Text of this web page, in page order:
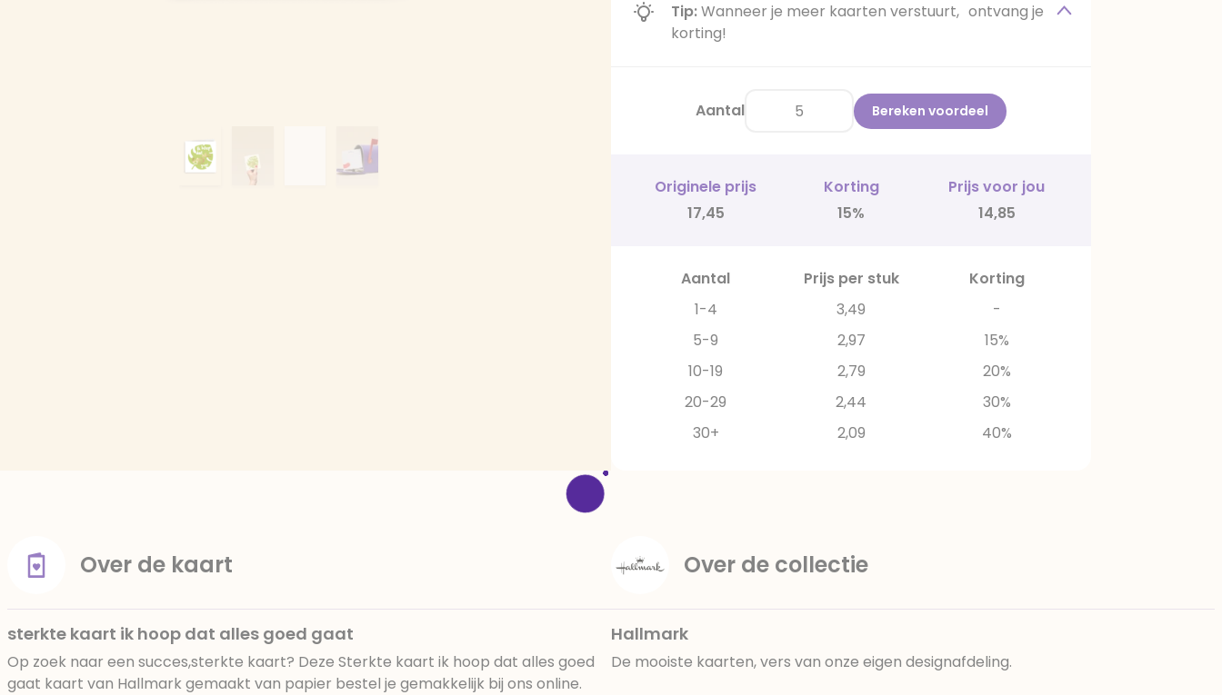
Tip:Wanneer je meer kaarten verstuurt, ontvang je
korting!
Aantal Bereken voordeel
Originele prijs Korting
Prijs voor jou
17,45
15% 14,85
Aantal Prijs per stuk
Korting
1-4
3,49
-
5-9
2,97
15%
10-19
2,79
20%
20-29
2,44
30%
30+
2,09 40%
Over de kaart
sterkte kaart ik hoop dat alles goed gaat
Op zoek naar een succes,sterkte kaart? Deze Sterkte kaart ik hoop dat alles goed
gaat kaart van Hallmark gemaakt van papier bestel je gemakkelijk bij ons online.
Over de collectie
Hallmark
De mooiste kaarten, vers van onze eigen designafdeling.